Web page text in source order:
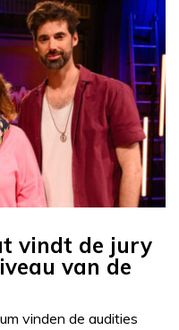
vindt de jury
van de
vinden de audities